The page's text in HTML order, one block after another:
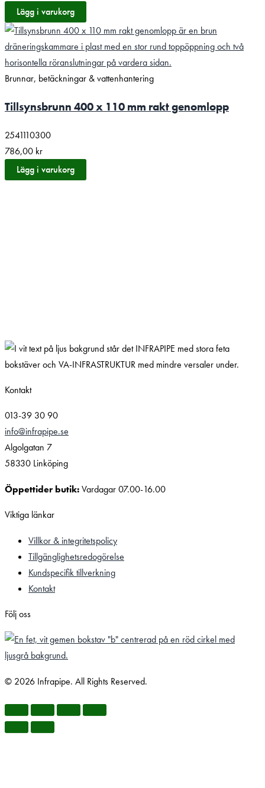
Lägg i varukorg
Brunnar, betäckningar & vattenhantering
Tillsynsbrunn 400 x 110 mm rakt genomlopp
2541110300
786,00 kr
Lägg i varukorg
Kontakt
013-39 30 90
info@infrapipe.se
Algolgatan 7
58330 Linköping
Öppettider butik:Vardagar 07.00-16.00
Viktiga länkar
Villkor & integritetspolicy
Tillgänglighetsredogörelse
Kundspecifik tillverkning
Kontakt
Följ oss
© 2026 Infrapipe. All Rights Reserved.